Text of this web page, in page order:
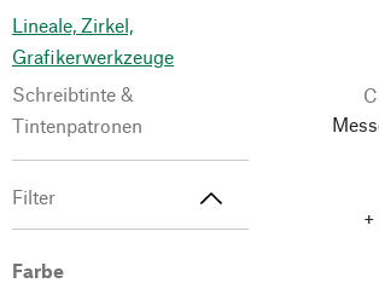
Lineale, Zirkel,
Grafikerwerkzeuge
Schreibtinte &
Tintenpatronen
Filter
Farbe